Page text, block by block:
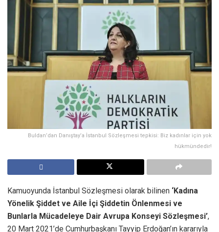
Buldan’dan Danıştay’a İstanbul Sözleşmesi tepkisi: Biz kadınlar için yok
hükmündedir!
Kamuoyunda İstanbul Sözleşmesi olarak bilinen ‘Kadına
Yönelik Şiddet ve Aile İçi Şiddetin Önlenmesi ve
Bunlarla Mücadeleye Dair Avrupa Konseyi Sözleşmesi’,
20 Mart 2021’de Cumhurbaşkanı Tayyip Erdoğan’ın kararıyla